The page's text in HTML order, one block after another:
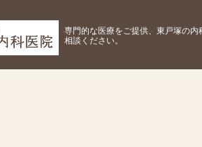
専門的な医療をご提供、東戸塚の
相談ください。